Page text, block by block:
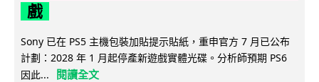
戲
Sony 已在 PS5 主機包裝加貼提示貼紙，重申官方 7 月已公布
計劃：2028 年 1 月起停產新遊戲實體光碟。分析師預期 PS6
因此...
閱讀全文